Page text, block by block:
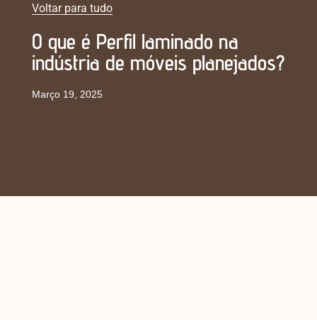
Voltar para tudo
O que é Perfil laminado na
indústria de móveis planejados?
Março 19, 2025